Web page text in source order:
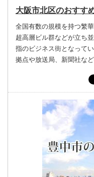
大阪市北区のおすす
全国有数の規模を持つ繁
超高層ビル群などが立ち
指のビジネス街となって
拠点や放送局、新聞社な